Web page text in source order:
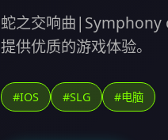
蛇之交响曲|Symphony
提供优质的游戏体验。
#IOS #SLG #电脑